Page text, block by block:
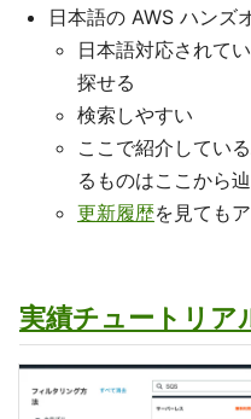
日本語の AWS ハンズ
日本語対応されて
探せる
検索しやすい
ここで紹介してい
るものはここから
更新履歴を見ても
実績チュートリア